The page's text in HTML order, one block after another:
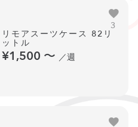
リモアスーツケース 82リ
ットル
¥1,500 〜 ／週
3